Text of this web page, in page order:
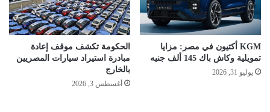
KGM أكتيون في مصر: مزايا
تمويلية وكاش باك 145 ألف جنيه
يوليو 31, 2026
الحكومة تكشف موقف إعادة
مبادرة استيراد سيارات المصريين
بالخارج
أغسطس 3, 2026